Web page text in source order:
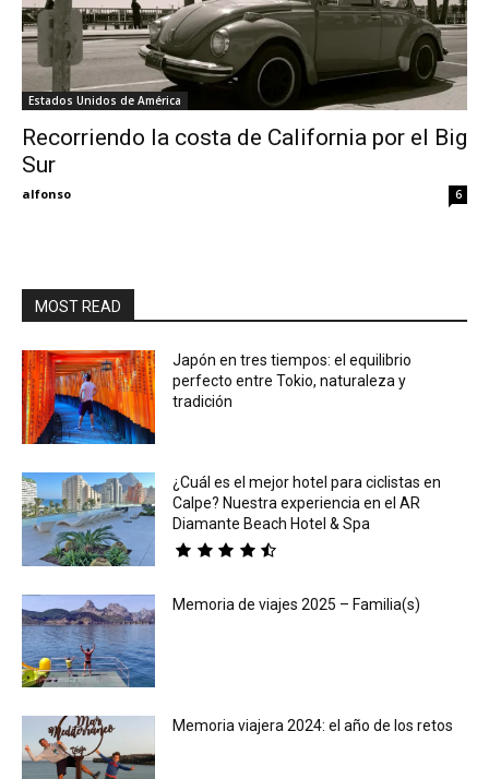
My
Estados Unidos de América
Recorriendo la costa de California por el Big
Sur
alfonso 6
MOST READ
Japón en tres tiempos: el equilibrio
perfecto entre Tokio, naturaleza y
tradición
¿Cuál es el mejor hotel para ciclistas en
Calpe? Nuestra experiencia en el AR
Diamante Beach Hotel & Spa
Memoria de viajes 2025 – Familia(s)
Memoria viajera 2024: el año de los retos